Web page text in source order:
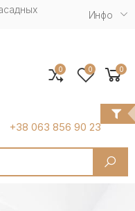
Инфо
+38 063 856 90 23
0 0 0